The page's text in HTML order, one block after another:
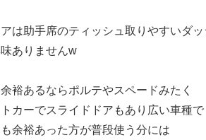
は助手席のティッシュ取りやすいダッ
ありませんw
裕あるならポルテやスペードみたく
カーでスライドドアもあり広い車種で
余裕あった方が普段使う分には